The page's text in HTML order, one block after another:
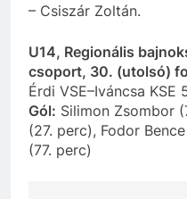
– Csiszár Zoltán.
U14, Regionális
csoport, 30. (utolsó)
Érdi VSE–Iváncsa KSE
Gól: Silimon Zsombor
(27. perc), Fodor
(77. perc)